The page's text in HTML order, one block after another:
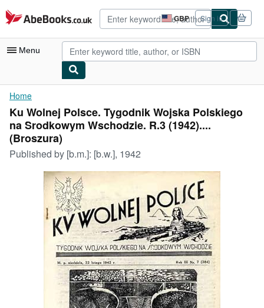
Skip to main content
AbeBooks.co.uk GBP
Site
shopping
preferences
Sign in
Menu
My Account
My Purchases
Advanced Search
Browse Collections
Rare Books
Art & Collectables
Textbooks
CLOSE
Home
Ku Wolnej Polsce. Tygodnik Wojska Polskiego
na Srodkowym Wschodzie. R.3 (1942)....
(Broszura)
Published by [b.m.]: [b.w.], 1942